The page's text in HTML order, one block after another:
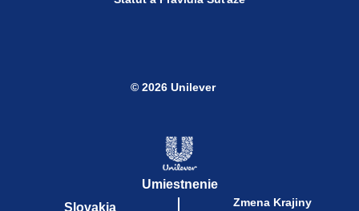
Umiestnenie
Slovakia
Zmena Krajiny
© 2026 Unilever